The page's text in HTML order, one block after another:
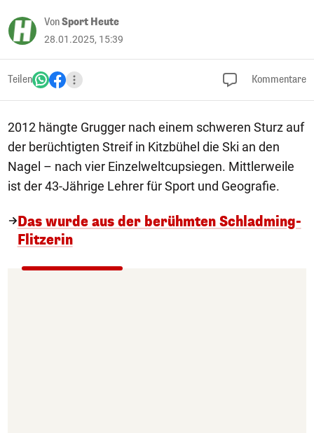
VonSport Heute
28.01.2025, 15:39
Teilen Kommentare
2012 hängte Grugger nach einem schweren Sturz auf
der berüchtigten Streif in Kitzbühel die Ski an den
Nagel – nach vier Einzelweltcupsiegen. Mittlerweile
ist der 43-Jährige Lehrer für Sport und Geografie.
Das wurde aus der berühmten Schladming-
Flitzerin